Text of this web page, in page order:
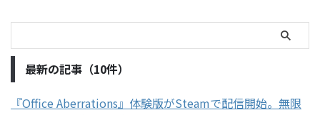
最新の記事（10件）
『Office Aberrations』体験版がSteamで配信開始。無限